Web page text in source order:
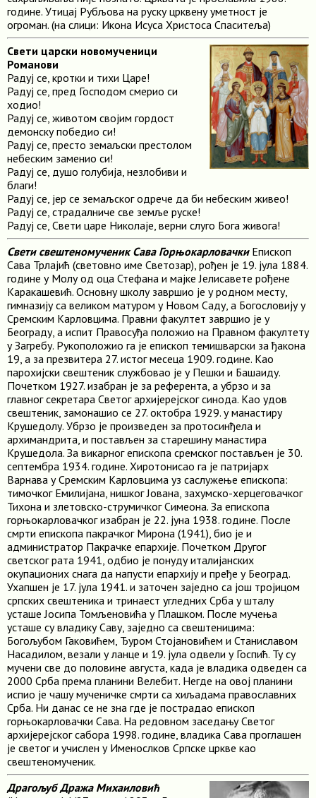
године. Утицај Рубљова на руску црквену уметност је
огроман. (на слици: Икона Исуса Христоса Спаситеља)
Свети царски новомученици
Романови
Радуј се, кротки и тихи Царе!
Радуј се, пред Господом смерио си
ходио!
Радуј се, животом својим гордост
демонску победио си!
Радуј се, престо земаљски престолом
небеским заменио си!
Радуј се, душо голубија, незлобиви и
благи!
Радуј се, јер се земаљског одрече да би небеским живео!
Радуј се, страдалниче све земље руске!
Радуј се, Свети царе Николаје, верни слуго Бога живога!
Свети свештеномученик Сава ГорњокарловачкиЕпископ
Сава Трлајић (световно име Светозар), рођен је 19. јула 1884.
године у Молу од оца Стефана и мајке Јелисавете рођене
Каракашевић. Основну школу завршио је у родном месту,
гимназију са великом матуром у Новом Саду, а Богословију у
Сремским Карловцима. Правни факултет завршио је у
Београду, а испит Правосуђа положио на Правном факултету
у Загребу. Рукоположио га је епископ темишварски за ђакона
19, а за презвитера 27. истог месеца 1909. године. Као
парохијски свештеник службовао је у Пешки и Башаиду.
Почетком 1927. изабран је за референта, а убрзо и за
главног секретара Светог архијерејског синода. Као удов
свештеник, замонашио се 27. октобра 1929. у манастиру
Крушедолу. Убрзо је произведен за протосинђела и
архимандрита, и постављен за старешину манастира
Крушедола. За викарног епископа сремског постављен је 30.
септембра 1934. године. Хиротонисао га је патријарх
Варнава у Сремским Карловцима уз саслужење епископа:
тимочког Емилијана, нишког Јована, захумско-херцеговачког
Тихона и злетовско-струмичког Симеона. За епископа
горњокарловачког изабран је 22. јуна 1938. године. После
смрти епископа пакрачког Мирона (1941), био је и
администратор Пакрачке епархије. Почетком Другог
светског рата 1941, одбио је понуду италијанских
окупационих снага да напусти епархију и пређе у Београд.
Ухапшен је 17. јула 1941. и заточен заједно са још тројицом
српских свештеника и тринаест угледних Срба у шталу
усташе Јосипа Томљеновића у Плашком. После мучења
усташе су владику Саву, заједно са свештеницима:
Богољубом Гаковићем, Ђуром Стојановићем и Станиславом
Насадилом, везали у ланце и 19. јула одвели у Госпић. Ту су
мучени све до половине августа, када је владика одведен са
2000 Срба према планини Велебит. Негде на овој планини
испио је чашу мученичке смрти са хиљадама православних
Срба. Ни данас се не зна где је пострадао епископ
горњокарловачки Сава. На редовном заседању Светог
архијерејског сабора 1998. године, владика Сава проглашен
је светог и учислен у Именослков Српске цркве као
свештеномученик.
Драгољуб Дража Михаиловић